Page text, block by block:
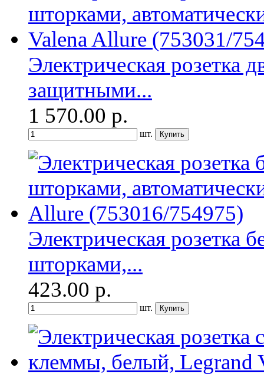
Электрическая розетка
защитными...
1 570.00 р.
шт.
Электрическая розетка
шторками,...
423.00 р.
шт.